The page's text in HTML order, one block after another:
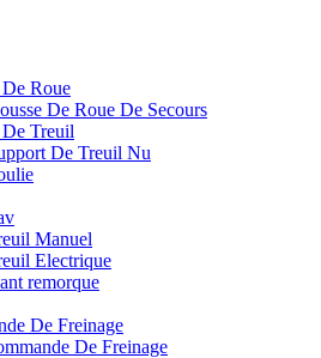
Roue
De Roue De Secours
Treuil
De Treuil Nu
Manuel
Electrique
remorque
De Freinage
De Freinage